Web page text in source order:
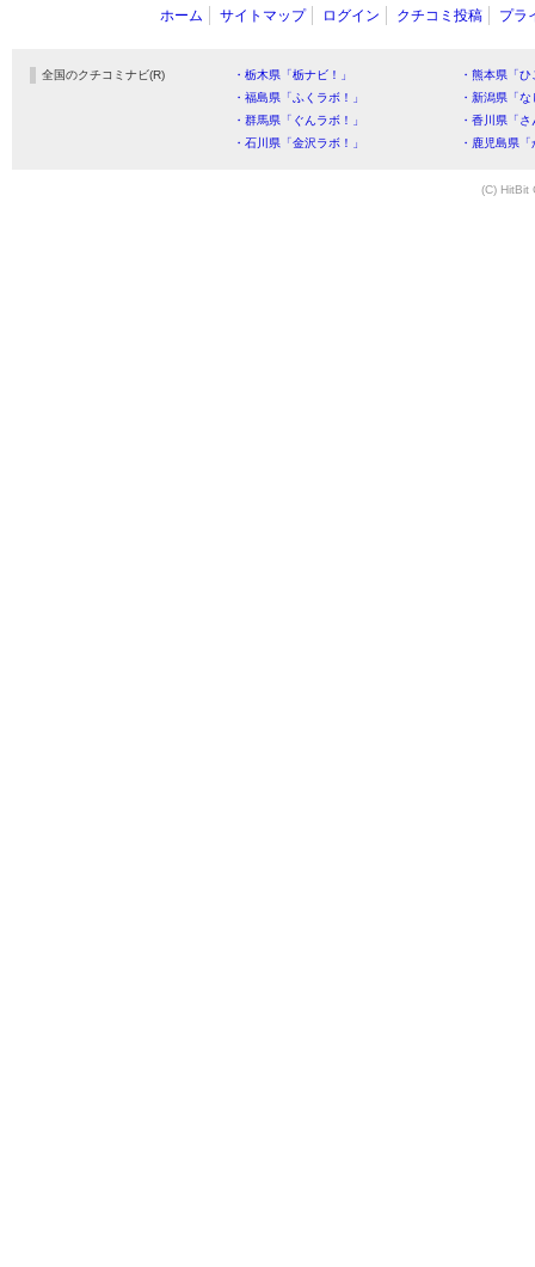
ホーム サイトマップ ログイン クチコミ投稿 プラ
全国のクチコミナビ(R) ・栃木県「栃ナビ！」
・熊本県「
・福島県「ふくラボ！」
・新潟県「
・群馬県「ぐんラボ！」
・香川県「
・石川県「金沢ラボ！」
・鹿児島県
(C) HitBit